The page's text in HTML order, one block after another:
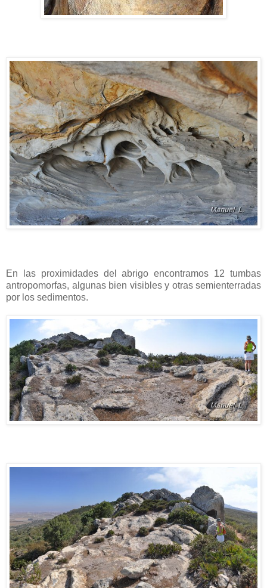
En las proximidades del abrigo encontramos 12 tumbas
antropomorfas, algunas bien visibles y otras semienterradas
por los sedimentos.